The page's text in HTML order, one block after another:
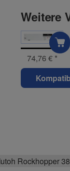
Weitere
74,76 € *
Rockhopper 38